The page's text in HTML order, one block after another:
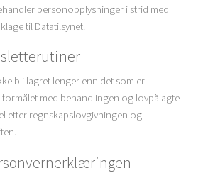
personopplysninger i strid med
til Datatilsynet.
sletterutiner
bli lagret lenger enn det som er
med behandlingen og lovpålagte
etter regnskapslovgivningen og